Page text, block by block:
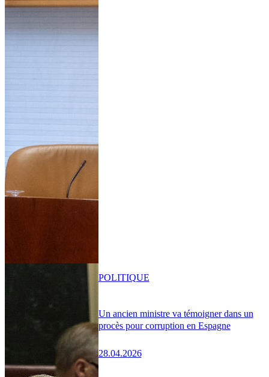
Un ancien ministre va témoigner dans un
procès pour corruption en Espagne
28.04.2026
POLITIQUE